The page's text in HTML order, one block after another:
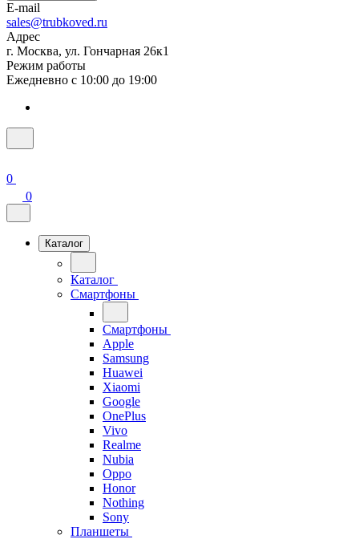
E-mail
sales@trubkoved.ru
Адрес
г. Москва, ул. Гончарная 26к1
Режим работы
Ежедневно с 10:00 до 19:00
0
0
Каталог
Каталог
Смартфоны
Смартфоны
Apple
Samsung
Huawei
Xiaomi
Google
OnePlus
Vivo
Realme
Nubia
Oppo
Honor
Nothing
Sony
Планшеты